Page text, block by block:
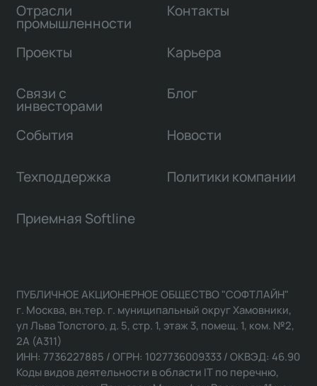
Отрасли
промышленности
Проекты
Связи с
инвесторами
Контакты
Карьера
Блог
События Новости
Техподдержка Политики компании
Приемная Softline
ПУБЛИЧНОЕ АКЦИОНЕРНОЕ ОБЩЕСТВО "СОФТЛАЙН"
г. Москва, вн.тер. г. муниципальный округ Хамовники,
ул Льва Толстого, д. 5, стр. 1, этаж 3, помещ. 1, ком. №2,
2А (А311)
ИНН: 7736227885 / ОГРН: 1027736009333 / ОКВЭД: 46.90
Коды видов деятельности в области IT по перечню,